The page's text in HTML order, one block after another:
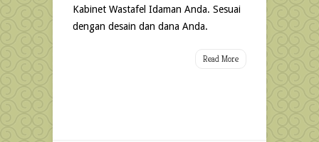
Kabinet Wastafel Idaman Anda. Sesuai
dengan desain dan dana Anda.
Read More